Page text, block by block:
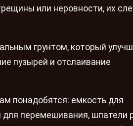
или неровности, их
грунтом, который
пузырей и отслаивание
понадобятся: емкость для
перемешивания, шпатели